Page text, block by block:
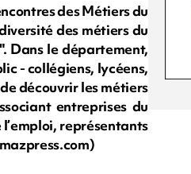
des Métiers du
des métiers du
Dans le département,
- collégiens, lycéens,
découvrir les métiers
entreprises du
représentants